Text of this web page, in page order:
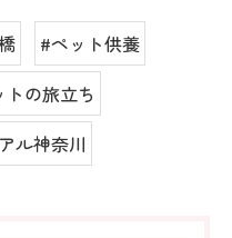
#ペット供養
トの旅立ち
ル神奈川